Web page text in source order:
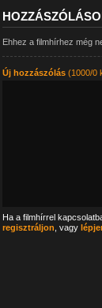
Ehhez a filmhírhez még
Új hozzászólás(1000/0
Ha a filmhírrel
regisztráljon , vagy